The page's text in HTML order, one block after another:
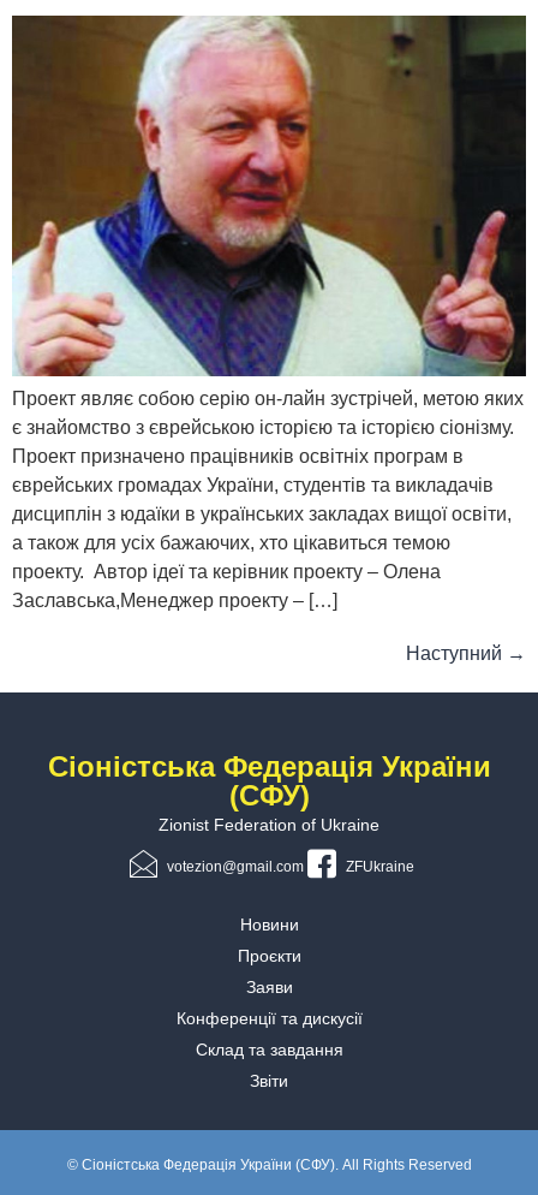
Проект являє собою серію он-лайн зустрічей, метою яких
є знайомство з єврейською історією та історією сіонізму.
Проект призначено працівників освітніх програм в
єврейських громадах України, студентів та викладачів
дисциплін з юдаїки в українських закладах вищої освіти,
а також для усіх бажаючих, хто цікавиться темою
проекту. Автор ідеї та керівник проекту – Олена
Заславська,Менеджер проекту – […]
Наступний →
Сіоністська Федерація України
(СФУ)
Zionist Federation of Ukraine
votezion@gmail.com ZFUkraine
Новини
Проєкти
Заяви
Конференції та дискусії
Склад та завдання
Звіти
© Сіоністська Федерація України (СФУ). All Rights Reserved